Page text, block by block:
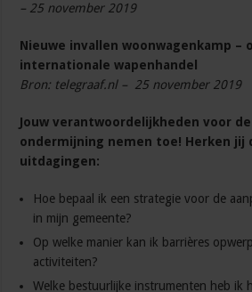
– 25 november 2019
Nieuwe invallen woonwagenkamp –
internationale wapenhandel
Bron: telegraaf.nl – 25 november 2019
Jouw verantwoordelijkheden voor de
ondermijning nemen toe! Herken jij
uitdagingen:
Hoe bepaal ik een strategie voor de
in mijn gemeente?
Op welke manier kan ik barrières
activiteiten?
Welke bestuurlijke instrumenten heb ik